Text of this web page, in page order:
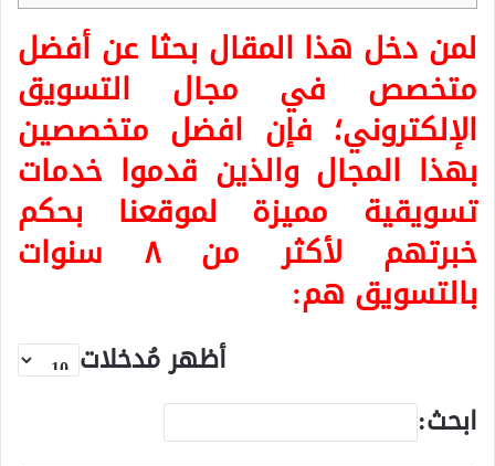
لمن دخل هذا المقال بحثا عن أفضل
متخصص في مجال التسويق
الإلكتروني؛ فإن افضل متخصصين
بهذا المجال والذين قدموا خدمات
تسويقية مميزة لموقعنا بحكم
خبرتهم لأكثر من ٨ سنوات
بالتسويق هم:
أظهر مُدخلات
ابحث: